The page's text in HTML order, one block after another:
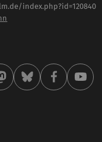
index.php?id=120840